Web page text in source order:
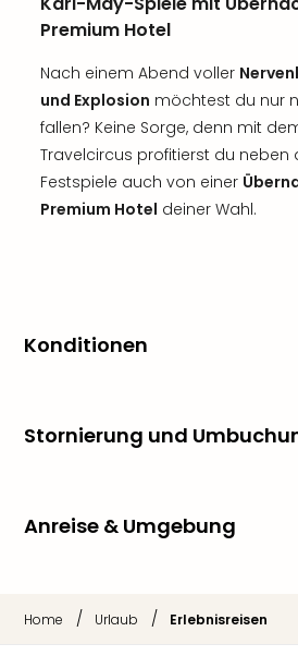
Premium Hotel
Nach einem Abend voller
und Explosion möchtest du nur
fallen? Keine Sorge, denn mit
Travelcircus profitierst du neben
Festspiele auch von einer
Premium Hotel deiner Wahl.
Konditionen
Stornierung und
Anreise & Umgebung
Home / Urlaub / Erlebnisreisen